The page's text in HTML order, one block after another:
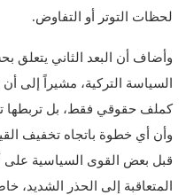
لحظات التوتر أو التفاوض.
وأضاف أن البعد الثاني يتعلق
السياسة التركية، مشيراً إلى
كملف حقوقي فقط، بل تربطها
وأن أي خطوة باتجاه تخفيف
قبل بعض القوى السياسية على
المتعاقبة إلى الحذر الشديد،